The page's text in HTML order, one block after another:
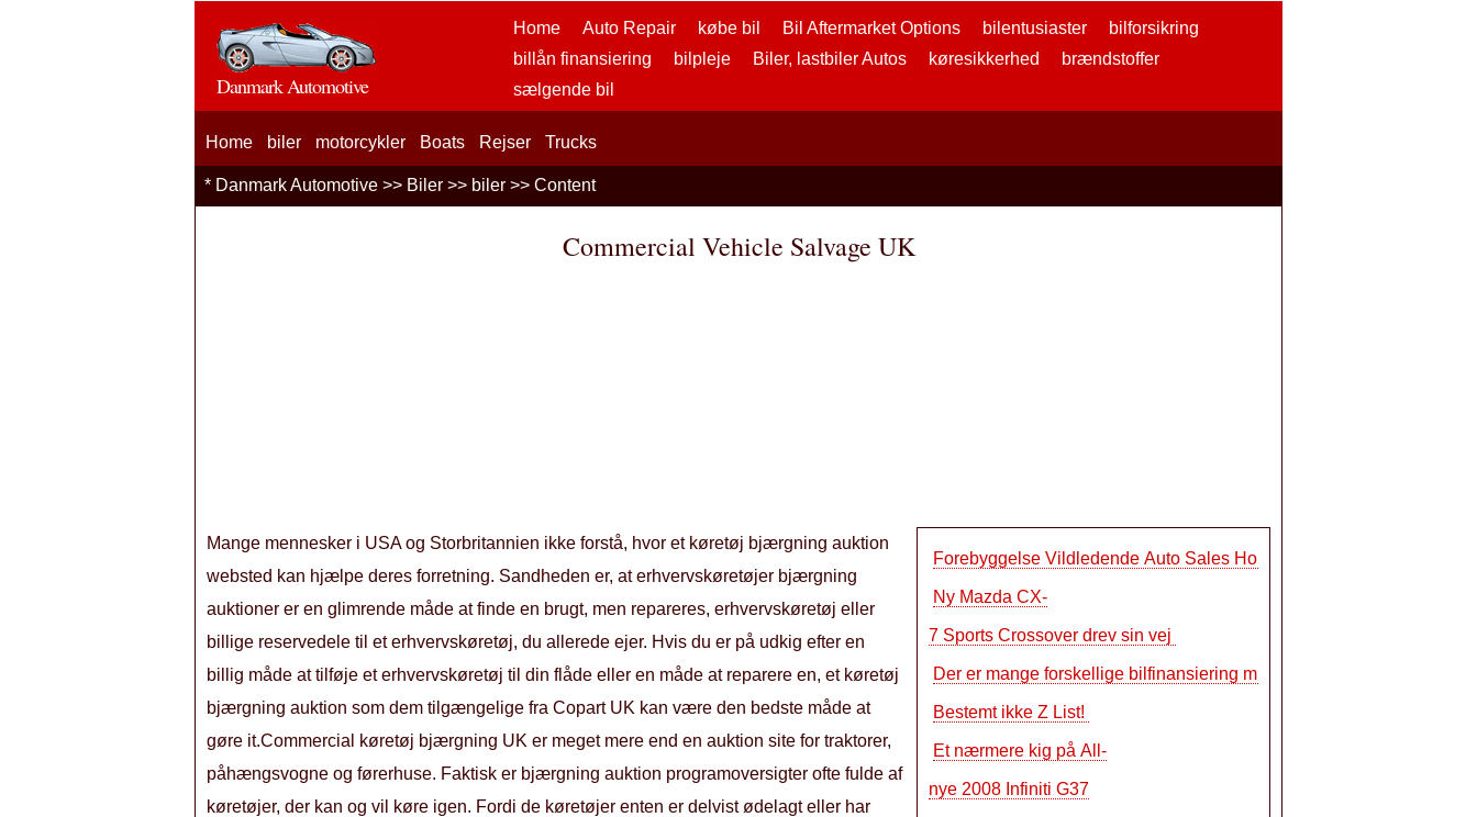
Home Auto Repair købe bil Bil Aftermarket Options bilentusiaster
bilforsikring
billån finansiering
bilpleje Biler, lastbiler Autos køresikkerhed
brændstoffer
sælgende bil
Danmark Automotive
Home biler motorcykler Boats Rejser Trucks
* Danmark Automotive >> Biler >> biler >> Content
Commercial Vehicle Salvage UK
Forebyggelse Vildledende Auto Sales Houston
Ny Mazda CX-
7 Sports Crossover drev sin vej
Der er mange forskellige bilfinansiering muli
Bestemt ikke Z List!
Et nærmere kig på All-
nye 2008 Infiniti G37
Mange mennesker i USA og Storbritannien ikke forstå, hvor et køretøj bjærgning auktion
websted kan hjælpe deres forretning. Sandheden er, at erhvervskøretøjer bjærgning
auktioner er en glimrende måde at finde en brugt, men repareres, erhvervskøretøj eller
billige reservedele til et erhvervskøretøj, du allerede ejer. Hvis du er på udkig efter en
billig måde at tilføje et erhvervskøretøj til din flåde eller en måde at reparere en, et køretøj
bjærgning auktion som dem tilgængelige fra Copart UK kan være den bedste måde at
gøre it.Commercial køretøj bjærgning UK er meget mere end en auktion site for traktorer,
påhængsvogne og førerhuse. Faktisk er bjærgning auktion programoversigter ofte fulde af
køretøjer, der kan og vil køre igen. Fordi de køretøjer enten er delvist ødelagt eller har